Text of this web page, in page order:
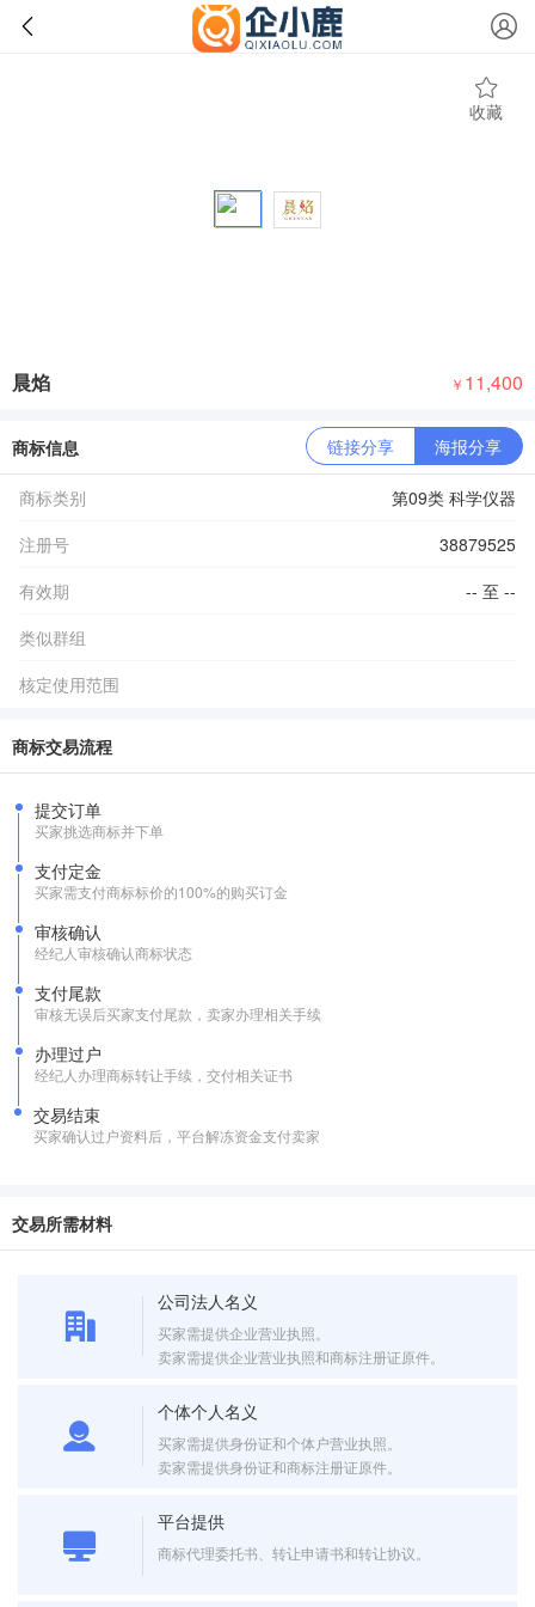
收藏
晨焰 ￥ 11,400
商标信息 链接分享 海报分享
商标类别
第09类 科学仪器
注册号
38879525
有效期
-- 至 --
类似群组
核定使用范围
商标交易流程
提交订单
买家挑选商标并下单
支付定金
买家需支付商标标价的100%的购买订金
审核确认
经纪人审核确认商标状态
支付尾款
审核无误后买家支付尾款，卖家办理相关手续
办理过户
经纪人办理商标转让手续，交付相关证书
交易结束
买家确认过户资料后，平台解冻资金支付卖家
交易所需材料
公司法人名义
买家需提供企业营业执照。
卖家需提供企业营业执照和商标注册证原件。
个体个人名义
买家需提供身份证和个体户营业执照。
卖家需提供身份证和商标注册证原件。
平台提供
商标代理委托书、转让申请书和转让协议。